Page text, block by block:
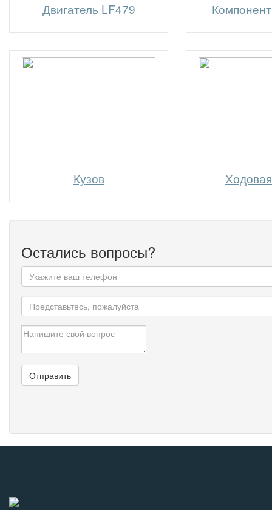
Двигатель LF479
Кузов
Остались вопросы?